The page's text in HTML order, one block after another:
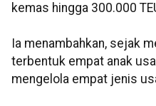
kemas hingga 300.000
Ia menambahkan, sejak
terbentuk empat anak
mengelola empat jenis